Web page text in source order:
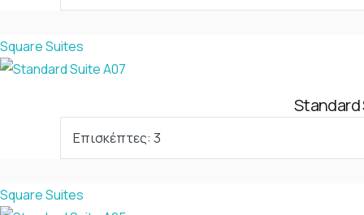
Square Suites
Standard
Επισκέπτες: 3
Square Suites